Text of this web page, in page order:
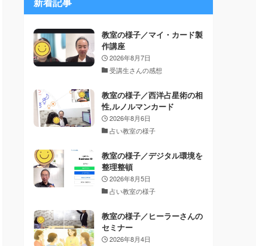
教室の様子／マイ・カード製
作講座
2026年8月7日
受講生さんの感想
教室の様子／西洋占星術の相
性,ルノルマンカード
2026年8月6日
占い教室の様子
教室の様子／デジタル環境を
整理整頓
2026年8月5日
占い教室の様子
教室の様子／ヒーラーさんの
セミナー
2026年8月4日